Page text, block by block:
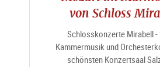
von Schloss
Schlosskonzerte Mirabell
Kammermusik und
schönsten Konzertsaal